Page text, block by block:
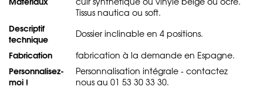
Tissus nautica ou soft.
Descriptif
technique
Dossier inclinable en 4 positions.
Fabrication fabrication à la demande en Espagne.
Personnalisez-
moi !
Personnalisation intégrale - contactez
nous au 01 53 30 33 30.